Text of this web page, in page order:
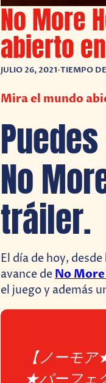
No More
abierto
JULIO 26, 2021•TIEMPO
Mira el mundo
No
tráiler.
El día de hoy, desde
avance deNo
el juego y además
【ノーモ
★パーフェ